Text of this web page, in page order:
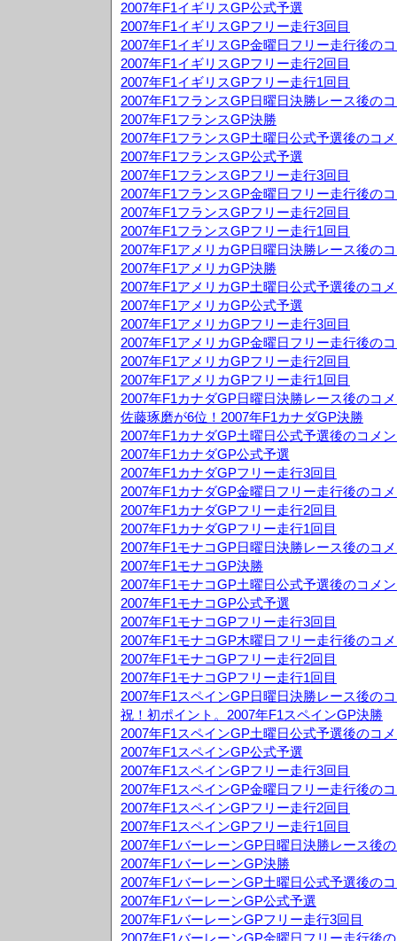
2007年F1イギリスGP公式予選
2007年F1イギリスGPフリー走行3回目
2007年F1イギリスGP金曜日フリー走行後の
2007年F1イギリスGPフリー走行2回目
2007年F1イギリスGPフリー走行1回目
2007年F1フランスGP日曜日決勝レース後の
2007年F1フランスGP決勝
2007年F1フランスGP土曜日公式予選後のコ
2007年F1フランスGP公式予選
2007年F1フランスGPフリー走行3回目
2007年F1フランスGP金曜日フリー走行後の
2007年F1フランスGPフリー走行2回目
2007年F1フランスGPフリー走行1回目
2007年F1アメリカGP日曜日決勝レース後の
2007年F1アメリカGP決勝
2007年F1アメリカGP土曜日公式予選後のコ
2007年F1アメリカGP公式予選
2007年F1アメリカGPフリー走行3回目
2007年F1アメリカGP金曜日フリー走行後の
2007年F1アメリカGPフリー走行2回目
2007年F1アメリカGPフリー走行1回目
2007年F1カナダGP日曜日決勝レース後のコ
佐藤琢磨が6位！2007年F1カナダGP決勝
2007年F1カナダGP土曜日公式予選後のコメ
2007年F1カナダGP公式予選
2007年F1カナダGPフリー走行3回目
2007年F1カナダGP金曜日フリー走行後のコ
2007年F1カナダGPフリー走行2回目
2007年F1カナダGPフリー走行1回目
2007年F1モナコGP日曜日決勝レース後のコ
2007年F1モナコGP決勝
2007年F1モナコGP土曜日公式予選後のコメ
2007年F1モナコGP公式予選
2007年F1モナコGPフリー走行3回目
2007年F1モナコGP木曜日フリー走行後のコ
2007年F1モナコGPフリー走行2回目
2007年F1モナコGPフリー走行1回目
2007年F1スペインGP日曜日決勝レース後の
祝！初ポイント。2007年F1スペインGP決勝
2007年F1スペインGP土曜日公式予選後のコ
2007年F1スペインGP公式予選
2007年F1スペインGPフリー走行3回目
2007年F1スペインGP金曜日フリー走行後の
2007年F1スペインGPフリー走行2回目
2007年F1スペインGPフリー走行1回目
2007年F1バーレーンGP日曜日決勝レース後
2007年F1バーレーンGP決勝
2007年F1バーレーンGP土曜日公式予選後の
2007年F1バーレーンGP公式予選
2007年F1バーレーンGPフリー走行3回目
2007年F1バーレーンGP金曜日フリー走行後